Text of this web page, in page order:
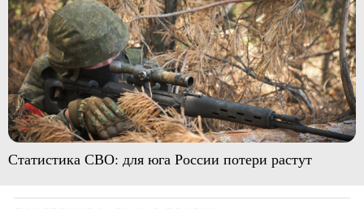
Статистика СВО: для юга России потери растут